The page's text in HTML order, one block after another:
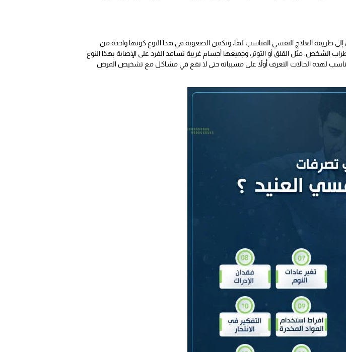
طريقة العلاج النفسي المناسب لها، وتكمن الصعوبة في هذا النوع كونها واحدة من
مثل القلق أو التوتر، وجميعها أجسام غريبة تساعد الفرد على الإصابة بهذا النوع
لهذه الحالات التعرف أولاً على مسبباته حتى لا نقع في مشاكل مع تشخيص المرض